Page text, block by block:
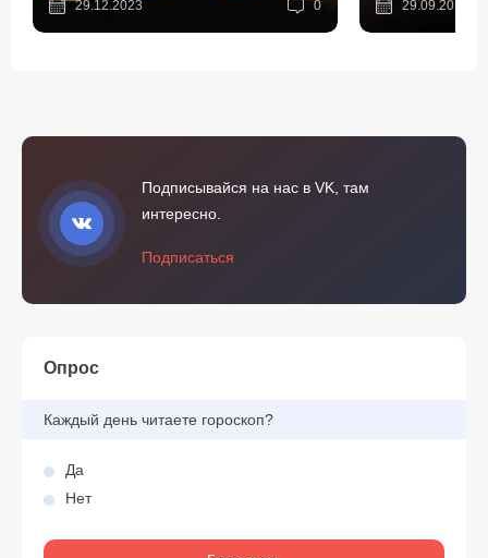
29.12.2023 0 29.09.2023
Подписывайся на нас в VK, там
интересно.
Подписаться
Опрос
Каждый день читаете гороскоп?
Да
Нет